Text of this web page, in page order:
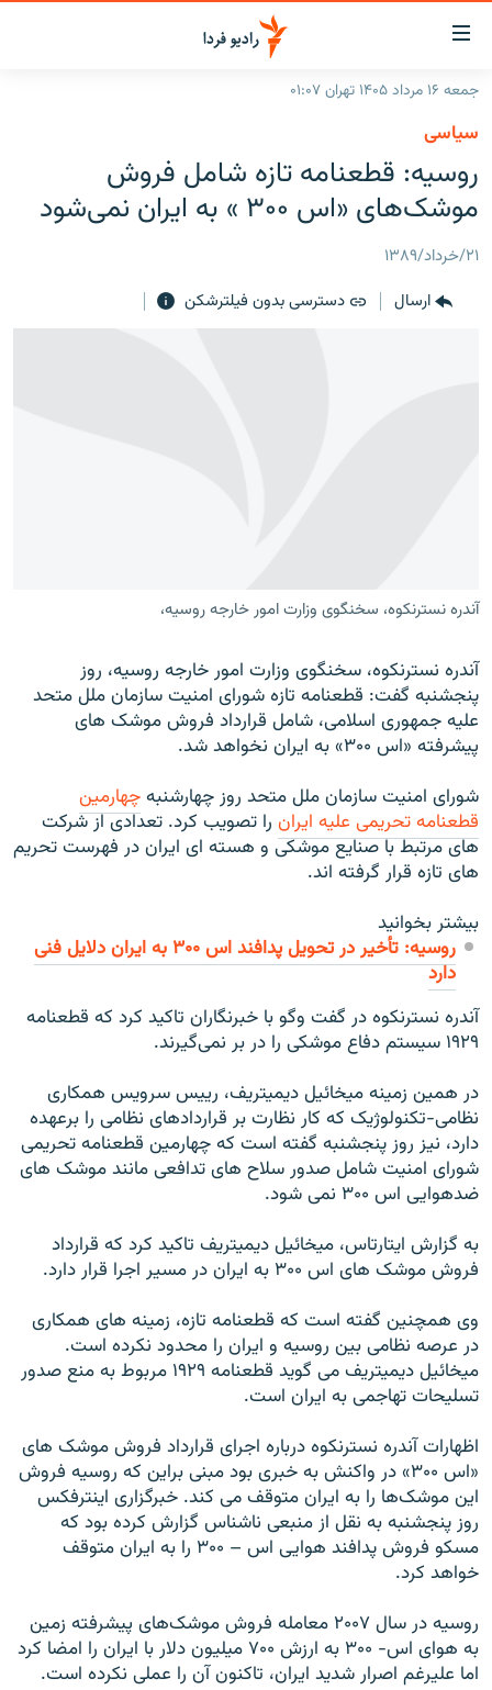
لینک‌های
قابلیت
دسترسی
بازگشت
منوی
اصلی
رفتن
به
صفحه
جستجو
جهان
برنامه‌های رادیویی
پادکست
چندرسانه‌ای
زبان‌های دیگر
جمعه ۱۶ مرداد ۱۴۰۵ تهران ۰۱:۰۷
سیاسی
روسيه: قطعنامه تازه شامل فروش
موشک‌های «اس ۳۰۰ » به ايران نمی‌شود
۲۱/خرداد/۱۳۸۹
ارسال
دسترسی بدون فیلترشکن
آندره نسترنکوه، سخنگوی وزارت امور خارجه روسيه،
آندره نسترنکوه، سخنگوی وزارت امور خارجه روسيه، روز
پنجشنبه گفت: قطعنامه تازه شورای امنيت سازمان ملل متحد
عليه جمهوری اسلامی، شامل قرارداد فروش موشک های
پيشرفته «اس ۳۰۰» به ايران نخواهد شد.
شورای امنيت سازمان ملل متحد روز چهارشنبهچهارمين
قطعنامه تحريمی عليه ايران را تصويب کرد. تعدادی از شرکت
های مرتبط با صنايع موشکی و هسته ای ايران در فهرست تحريم
های تازه قرار گرفته اند.
بیشتر بخوانید
روسیه: تأخیر در تحويل پدافند اس ۳۰۰ به ايران دلایل فنی
دارد
آندره نسترنکوه در گفت وگو با خبرنگاران تاکيد کرد که قطعنامه
۱۹۲۹ سيستم دفاع موشکی را در بر نمی‌گيرند.
در همین زمینه ميخائيل ديميتريف، رييس سرويس همکاری
نظامی-تکنولوژيک که کار نظارت بر قراردادهای نظامی را برعهده
دارد، نيز روز پنجشنبه گفته است که چهارمين قطعنامه تحريمی
شورای امنيت شامل صدور سلاح های تدافعی مانند موشک های
ضدهوايی اس ۳۰۰ نمی شود.
به گزارش ايتارتاس، ميخائيل ديميتريف تاکيد کرد که قرارداد
فروش موشک های اس ۳۰۰ به ايران در مسير اجرا قرار دارد.
وی همچنين گفته است که قطعنامه تازه، زمينه های همکاری
در عرصه نظامی بين روسيه و ايران را محدود نکرده است.
ميخائيل ديميتريف می گويد قطعنامه ۱۹۲۹ مربوط به منع صدور
تسليحات تهاجمی به ايران است.
اظهارات آندره نسترنکوه درباره اجرای قرارداد فروش موشک های
«اس ۳۰۰» در واکنش به خبری بود مبنی براين که روسيه فروش
اين موشک‌ها را به ایران متوقف می کند. خبرگزاری اينترفکس
روز پنجشنبه به نقل از منبعی ناشناس گزارش کرده بود که
مسکو فروش پدافند هوايی اس – ۳۰۰ را به ايران متوقف
خواهد کرد.
روسيه در سال ۲۰۰۷ معامله فروش موشک‌های پيشرفته زمين
به هوای اس- ۳۰۰ به ارزش ۷۰۰ ميليون دلار با ايران را امضا کرد
اما عليرغم اصرار شديد ايران، تاکنون آن را عملی نکرده است.